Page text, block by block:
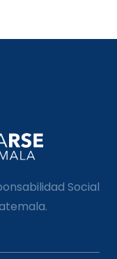
Social